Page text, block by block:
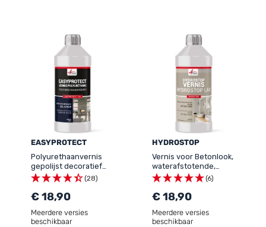
EASYPROTECT
Polyurethaanvernis
gepolijst decoratief
beton voor vloer muur -
EASYPROTECT - 116
(28)
€ 18,90
Meerdere versies
beschikbaar
HYDROSTOP
Vernis voor Betonlook,
waterafstotende,
olieafstotende
bescherming:
HYDROSTOP
(6)
€ 18,90
Meerdere versies
beschikbaar